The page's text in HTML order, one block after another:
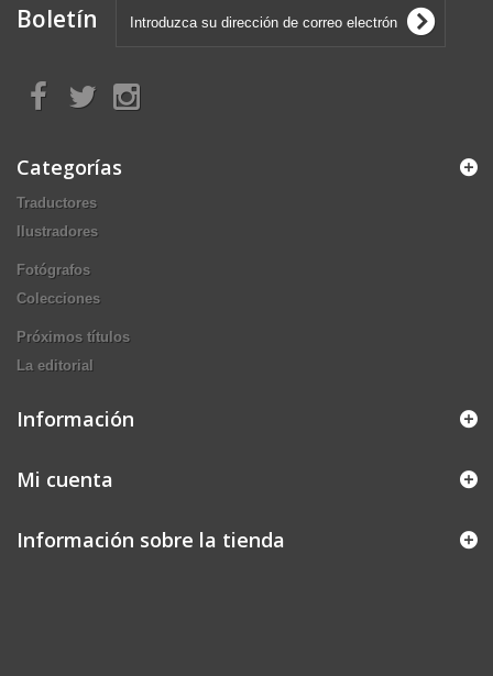
Boletín
Categorías
Traductores
Ilustradores
Fotógrafos
Colecciones
Próximos títulos
La editorial
Información
Mi cuenta
Información sobre la tienda